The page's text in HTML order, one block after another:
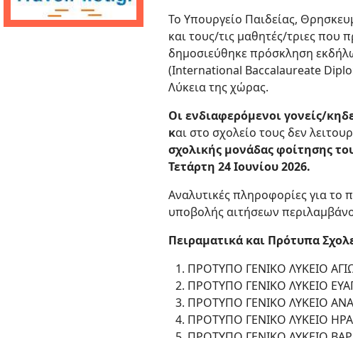
Το Υπουργείο Παιδείας,
και τους/τις μαθητές/τριες που
δημοσιεύθηκε πρόσκληση
(International Baccalaureate
Λύκεια της χώρας.
Οι ενδιαφερόμενοι γονείς/
και στο σχολείο τους δεν
σχολικής μονάδας φοίτησης
Τετάρτη 24 Ιουνίου 2026.
Αναλυτικές πληροφορίες για το
υποβολής αιτήσεων
Πειραματικά και Πρότυπα
ΠΡΟΤΥΠΟ ΓΕΝΙΚΟ ΛΥΚΕΙΟ
ΠΡΟΤΥΠΟ ΓΕΝΙΚΟ ΛΥΚΕΙΟ
ΠΡΟΤΥΠΟ ΓΕΝΙΚΟ ΛΥΚΕΙΟ
ΠΡΟΤΥΠΟ ΓΕΝΙΚΟ ΛΥΚΕΙΟ